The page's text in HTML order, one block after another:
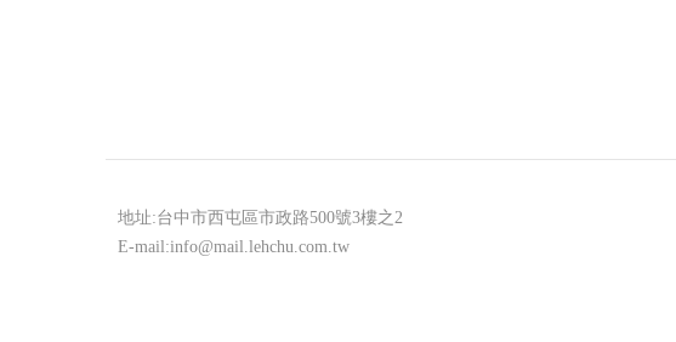
地址:台中市西屯區市政路500號3樓之2
E-mail:info@mail.lehchu.com.tw